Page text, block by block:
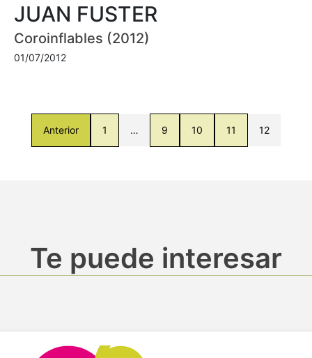
JUAN FUSTER
Coroinflables (2012)
01/07/2012
Anterior 1 … 9 10 11 12
Te puede interesar